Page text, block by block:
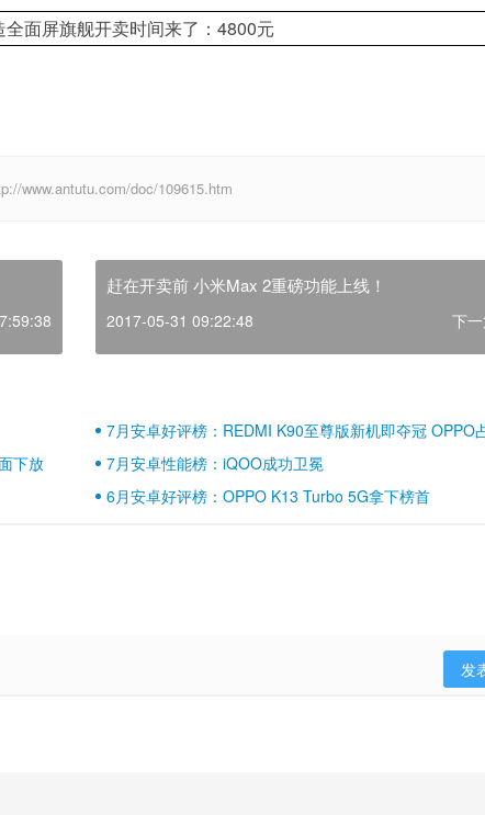
www.antutu.com/doc/109615.htm
赶在开卖前 小米Max 2重磅功能上线！
2017-05-31 09:22:48 下
7月安卓好评榜：REDMI K90至尊版新机即夺冠 OPPO
壁江山
下放
7月安卓性能榜：iQOO成功卫冕
6月安卓好评榜：OPPO K13 Turbo 5G拿下榜首
发